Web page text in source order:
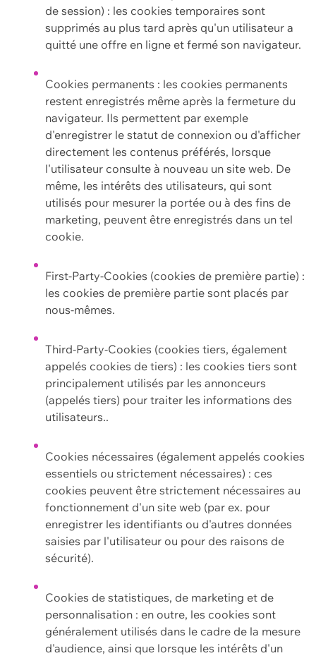
de session) : les cookies temporaires sont
supprimés au plus tard après qu'un utilisateur a
quitté une offre en ligne et fermé son navigateur.
Cookies permanents : les cookies permanents
restent enregistrés même après la fermeture du
navigateur. Ils permettent par exemple
d'enregistrer le statut de connexion ou d'afficher
directement les contenus préférés, lorsque
l'utilisateur consulte à nouveau un site web. De
même, les intérêts des utilisateurs, qui sont
utilisés pour mesurer la portée ou à des fins de
marketing, peuvent être enregistrés dans un tel
cookie.
First-Party-Cookies (cookies de première partie) :
les cookies de première partie sont placés par
nous-mêmes.
Third-Party-Cookies (cookies tiers, également
appelés cookies de tiers) : les cookies tiers sont
principalement utilisés par les annonceurs
(appelés tiers) pour traiter les informations des
utilisateurs..
Cookies nécessaires (également appelés cookies
essentiels ou strictement nécessaires) : ces
cookies peuvent être strictement nécessaires au
fonctionnement d'un site web (par ex. pour
enregistrer les identifiants ou d'autres données
saisies par l'utilisateur ou pour des raisons de
sécurité).
Cookies de statistiques, de marketing et de
personnalisation : en outre, les cookies sont
généralement utilisés dans le cadre de la mesure
d'audience, ainsi que lorsque les intérêts d'un